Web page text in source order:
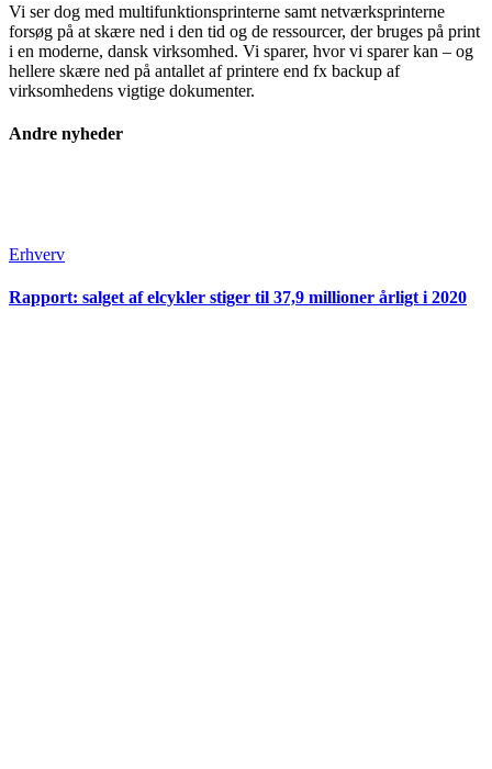
Vi ser dog med multifunktionsprinterne samt netværksprinterne
forsøg på at skære ned i den tid og de ressourcer, der bruges på print
i en moderne, dansk virksomhed. Vi sparer, hvor vi sparer kan – og
hellere skære ned på antallet af printere end fx backup af
virksomhedens vigtige dokumenter.
Andre nyheder
Erhverv
Rapport: salget af elcykler stiger til 37,9 millioner årligt i 2020